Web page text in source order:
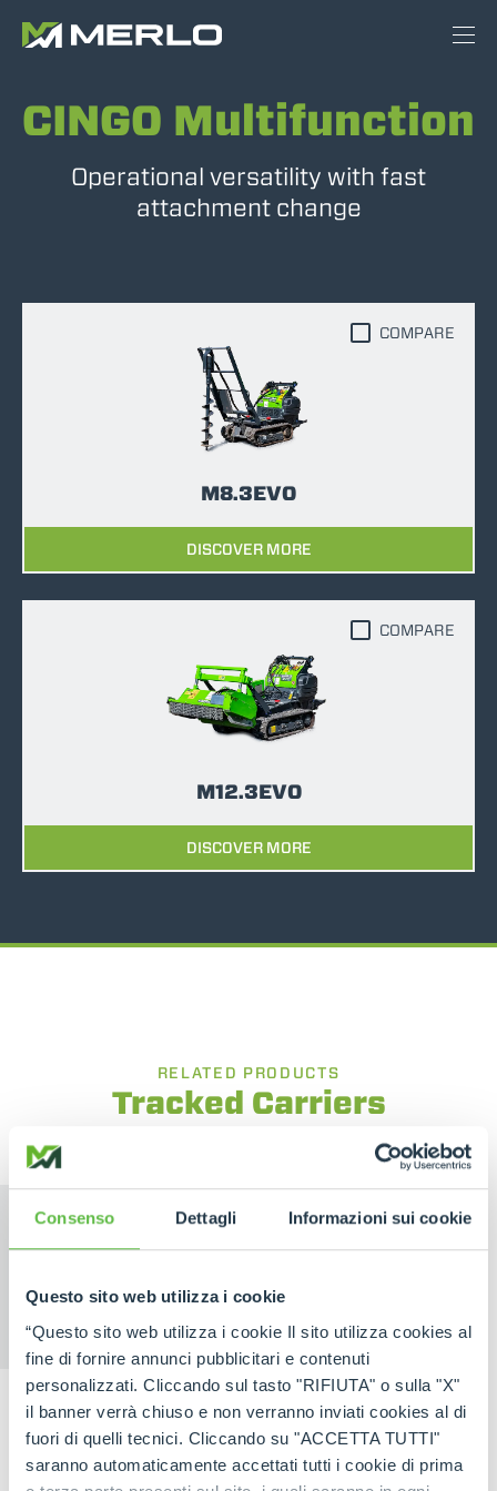
Consenso Dettagli Informazioni sui cookie
Questo sito web utilizza i cookie
“Questo sito web utilizza i cookie Il sito utilizza cookies al
fine di fornire annunci pubblicitari e contenuti
personalizzati. Cliccando sul tasto "RIFIUTA" o sulla "X"
il banner verrà chiuso e non verranno inviati cookies al di
fuori di quelli tecnici. Cliccando su "ACCETTA TUTTI"
saranno automaticamente accettati tutti i cookie di prima
CINGO Multifunction
Operational versatility with fast
attachment change
M8.3EVO
DISCOVER MORE
COMPARE
M12.3EVO
DISCOVER MORE
COMPARE
RELATED PRODUCTS
Tracked Carriers
TRANSPORTER
CINGO